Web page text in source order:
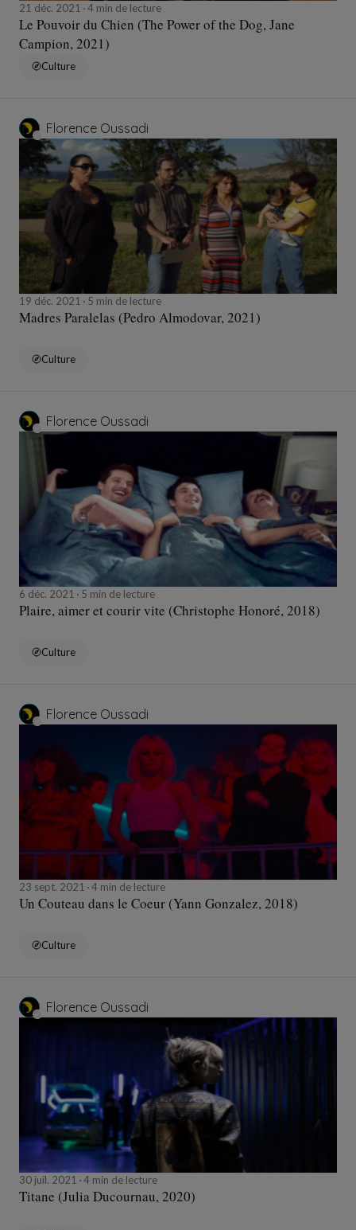
21 déc. 2021 4 min de lecture
Le Pouvoir du Chien (The Power of the Dog, Jane
Campion, 2021)
Culture
Florence Oussadi
19 déc. 2021 5 min de lecture
Madres Paralelas (Pedro Almodovar, 2021)
Culture
Florence Oussadi
6 déc. 2021 5 min de lecture
Plaire, aimer et courir vite (Christophe Honoré, 2018)
Culture
Florence Oussadi
23 sept. 2021 4 min de lecture
Un Couteau dans le Coeur (Yann Gonzalez, 2018)
Culture
Florence Oussadi
30 juil. 2021 4 min de lecture
Titane (Julia Ducournau, 2020)